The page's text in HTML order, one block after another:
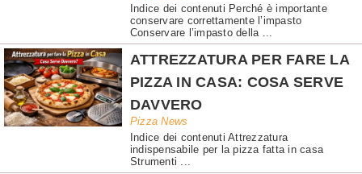
Indice dei contenuti Perché è importante
conservare correttamente l’impasto
Conservare l’impasto della ...
ATTREZZATURA PER FARE LA
PIZZA IN CASA: COSA SERVE
DAVVERO
Pizza News
Indice dei contenuti Attrezzatura
indispensabile per la pizza fatta in casa
Strumenti ...